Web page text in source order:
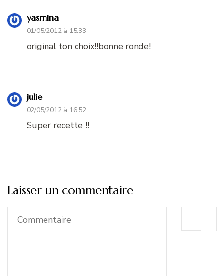
yasmina
01/05/2012 à 15:33
original ton choix!!bonne ronde!
julie
02/05/2012 à 16:52
Super recette !!
Laisser un commentaire